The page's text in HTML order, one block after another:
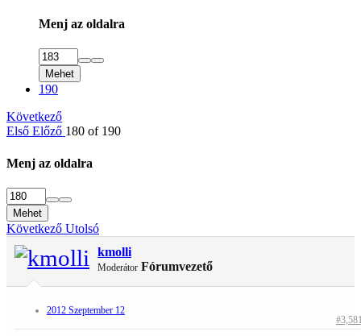
Menj az oldalra
Mehet
190
Következő
Első Előző 180 of 190
Menj az oldalra
Mehet
Következő Utolsó
kmolli
Moderátor Fórumvezető
2012 Szeptember 12